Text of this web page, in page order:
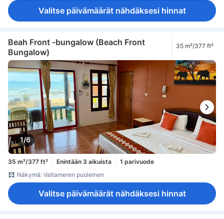
Valitse päivämäärät nähdäksesi hinnat
Beah Front -bungalow (Beach Front
Bungalow)
35 m²/377 ft²
1/6
35 m²/377 ft² Enintään 3 aikuista
1 parivuode
Näkymä: Valtameren puoleinen
Valitse päivämäärät nähdäksesi hinnat